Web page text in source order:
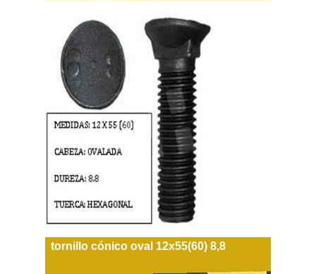
tornillo cónico oval 12x55(60) 8,8